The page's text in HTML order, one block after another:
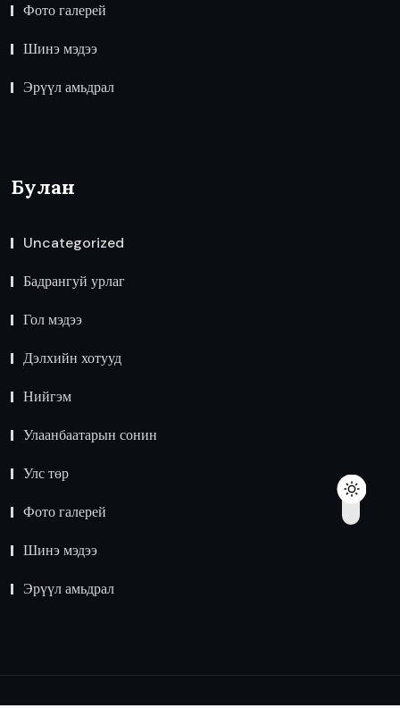
Фото галерей
Шинэ мэдээ
Эрүүл амьдрал
Булан
Uncategorized
Бадрангуй урлаг
Гол мэдээ
Дэлхийн хотууд
Нийгэм
Улаанбаатарын сонин
Улс төр
Фото галерей
Шинэ мэдээ
Эрүүл амьдрал